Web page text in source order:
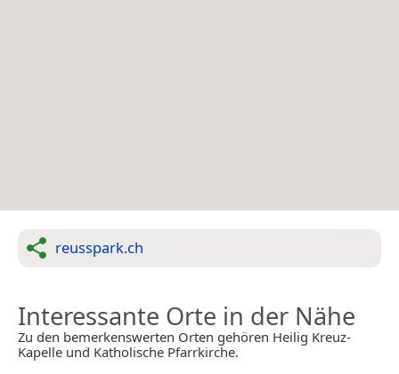
reusspark.ch
Interessante Orte in der Nähe
Zu den bemerkenswerten Orten gehören Heilig Kreuz-
Kapelle und Katholische Pfarrkirche.